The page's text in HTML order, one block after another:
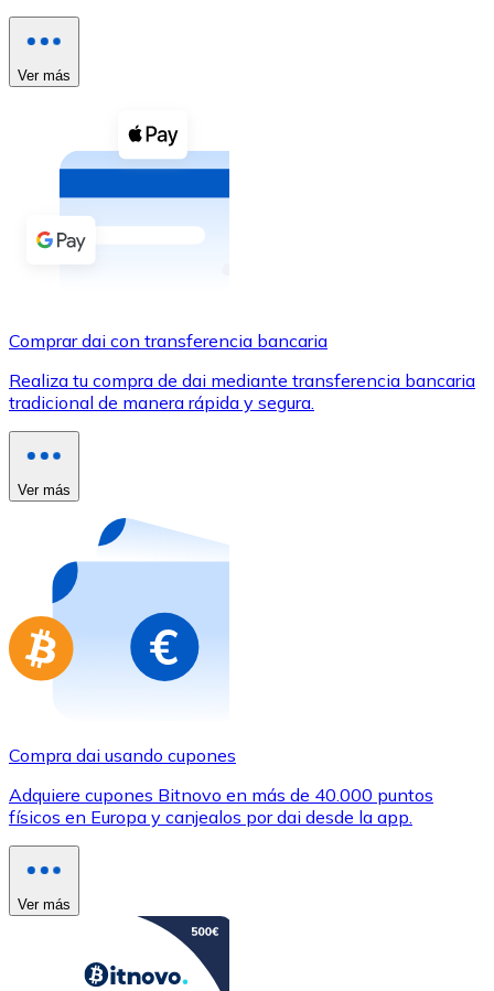
Ver todo
Compra criptomonedas con efectivo en tu tienda más
Comprar con efectivo
Transferencia SEPA
Tarjeta de crédito / débito
Utiliza tarjetas Visa y Mastercard para comprar
Comprar con tarjeta
Compra tarjetas regalo de tus marcas favoritas con
Ir a la tienda de tarjetas regalo
Ver más
Comprar dai con transferencia bancaria
Realiza tu compra de dai mediante transferencia bancaria
tradicional de manera rápida y segura.
Ver más
Compra dai usando cupones
Adquiere cupones Bitnovo en más de 40.000 puntos
físicos en Europa y canjealos por dai desde la app.
Ver más